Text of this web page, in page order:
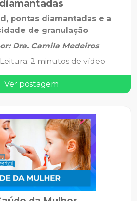
diamantadas
pontas diamantadas e a
de granulação
Dra. Camila Medeiros
: 2 minutos de vídeo
Ver postagem